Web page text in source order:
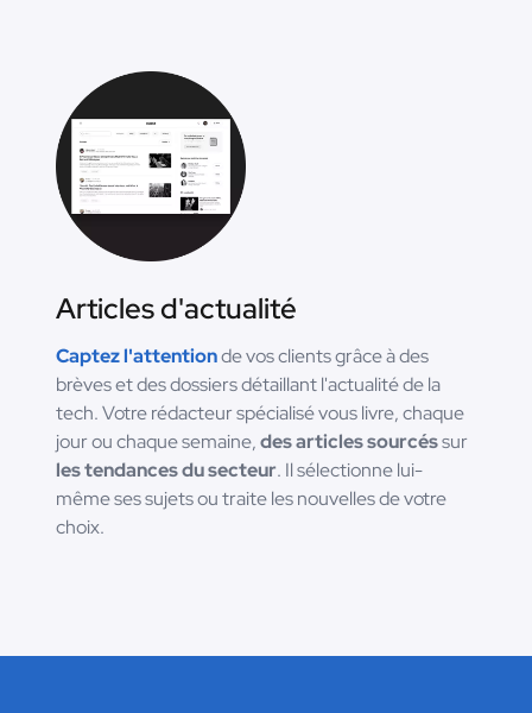
Articles d'actualité
Captez l'attentionde vos clients grâce à des
brèves et des dossiers détaillant l'actualité de la
tech. Votre rédacteur spécialisé vous livre, chaque
jour ou chaque semaine,des articles sourcéssur
les tendances du secteur. Il sélectionne lui-
même ses sujets ou traite les nouvelles de votre
choix.